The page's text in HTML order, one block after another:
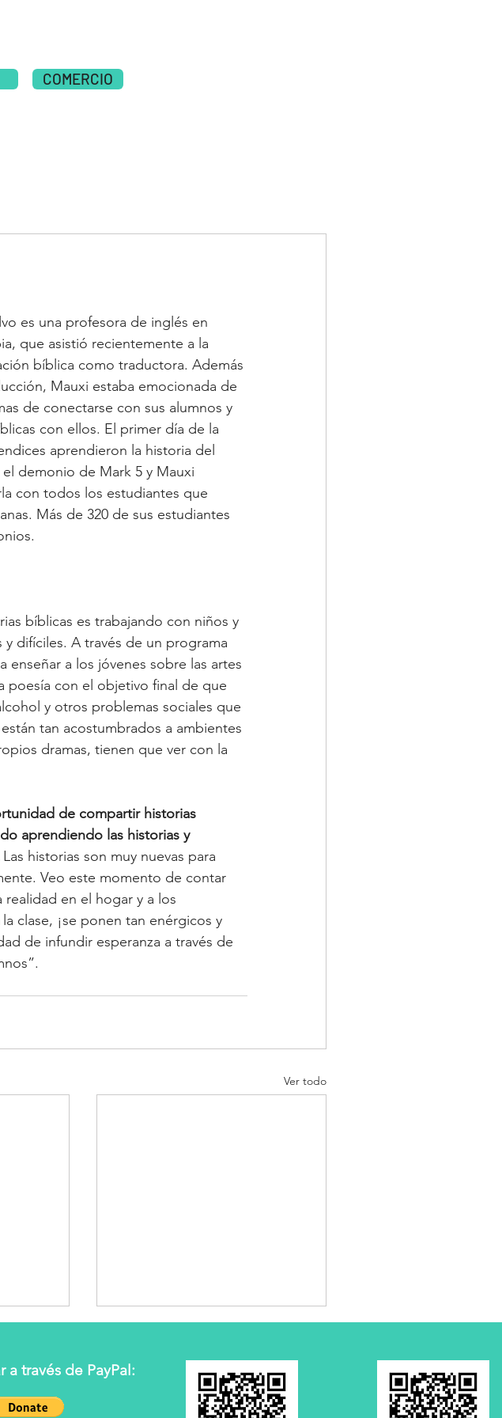
COMERCIO
es una profesora de inglés en
que asistió recientemente a la
bíblica como traductora. Además
Mauxi estaba emocionada de
de conectarse con sus alumnos y
con ellos. El primer día de la
aprendieron la historia del
demonio de Mark 5 y Mauxi
con todos los estudiantes que
Más de 320 de sus estudiantes
bíblicas es trabajando con niños y
difíciles. A través de un programa
enseñar a los jóvenes sobre las artes
poesía con el objetivo final de que
y otros problemas sociales que
tan acostumbrados a ambientes
dramas, tienen que ver con la
de compartir historias
aprendiendo las historias y
Las historias son muy nuevas para
Veo este momento de contar
en el hogar y a los
clase, ¡se ponen tan enérgicos y
de infundir esperanza a través de
Ver todo
a través de PayPal: